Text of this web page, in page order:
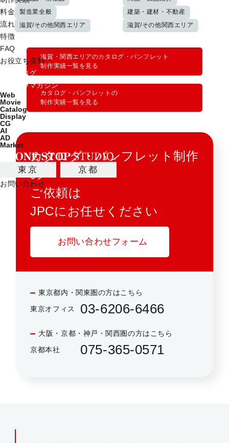
料金
流れ
特徴
FAQ
お役立ち資料
制作ブログ
ノウハウマガジン
Web
Movie
Catalog
Display
CG
AI
AD
Market
東京 京都
お問い合わせ
製造業全般
滋賀/その他関西エリア
建築・建材・不動産
滋賀/その他関西エリア
滋賀・関西エリアのカタログ・パンフレット
制作実績一覧を見る
カタログ・パンフレットの
制作実績一覧を見る
カタログ・パンフレット制作
の
ご依頼は
JPCにお任せください
お問い合わせフォーム
東京都内・関東圏の方はこちら
東京オフィス 03-6206-6466
大阪・京都・神戸・関西圏の方はこちら
京都本社 075-365-0571